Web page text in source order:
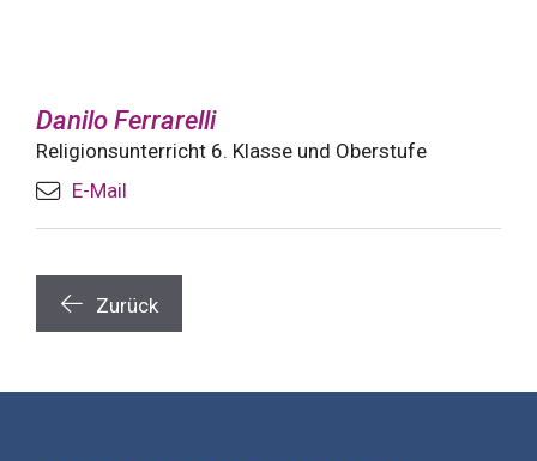
Danilo Ferrarelli
Religionsunterricht 6. Klasse und Oberstufe
E-Mail
Zurück